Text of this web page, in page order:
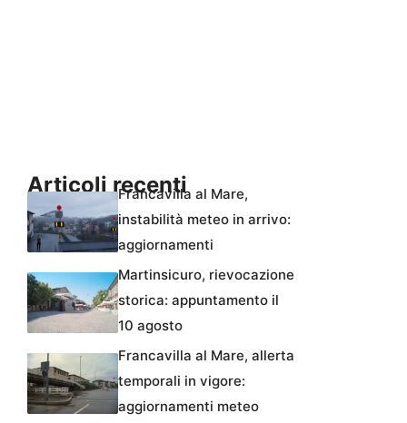
Articoli recenti
Francavilla al Mare,
instabilità meteo in arrivo:
aggiornamenti
Martinsicuro, rievocazione
storica: appuntamento il
10 agosto
Francavilla al Mare, allerta
temporali in vigore:
aggiornamenti meteo